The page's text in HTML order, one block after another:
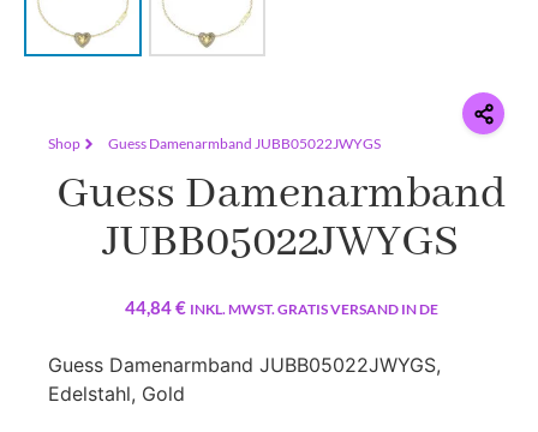
Shop Guess Damenarmband JUBB05022JWYGS
Guess Damenarmband
JUBB05022JWYGS
44,84€ INKL. MWST. GRATIS VERSAND IN DE
Guess Damenarmband JUBB05022JWYGS,
Edelstahl, Gold